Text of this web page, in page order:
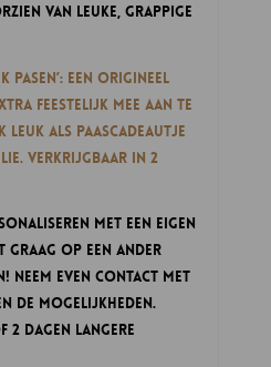
van leuke, grappige
een origineel
feestelijk mee aan te
als Paascadeautje
Verkrijgbaar in 2
met een eigen
op een ander
Neem even contact met
de mogelijkheden.
2 dagen langere